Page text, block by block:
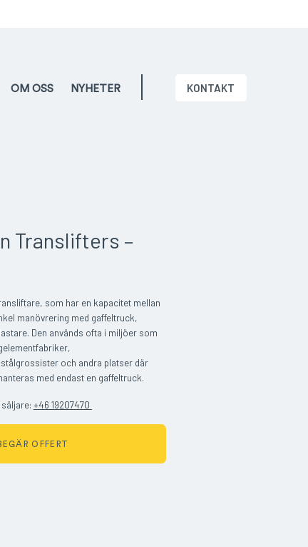
OM OSS NYHETER KONTAKT
Translifters –
som har en kapacitet mellan
manövrering med gaffeltruck,
Den används ofta i miljöer som
och andra platser där
med endast en gaffeltruck.
+46 19207470
OFFERT